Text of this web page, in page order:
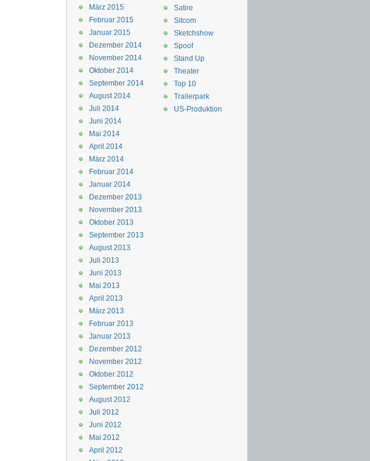
Satire
Sitcom
Sketchshow
Spoof
Stand Up
Theater
Top 10
Trailerpark
US-Produktion
März 2015
Februar 2015
Januar 2015
Dezember 2014
November 2014
Oktober 2014
September 2014
August 2014
Juli 2014
Juni 2014
Mai 2014
April 2014
März 2014
Februar 2014
Januar 2014
Dezember 2013
November 2013
Oktober 2013
September 2013
August 2013
Juli 2013
Juni 2013
Mai 2013
April 2013
März 2013
Februar 2013
Januar 2013
Dezember 2012
November 2012
Oktober 2012
September 2012
August 2012
Juli 2012
Juni 2012
Mai 2012
April 2012